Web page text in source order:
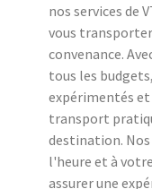
nos services de
vous
convenance.
tous les
expérimentés
transport
destination.
l'heure et à
assurer une